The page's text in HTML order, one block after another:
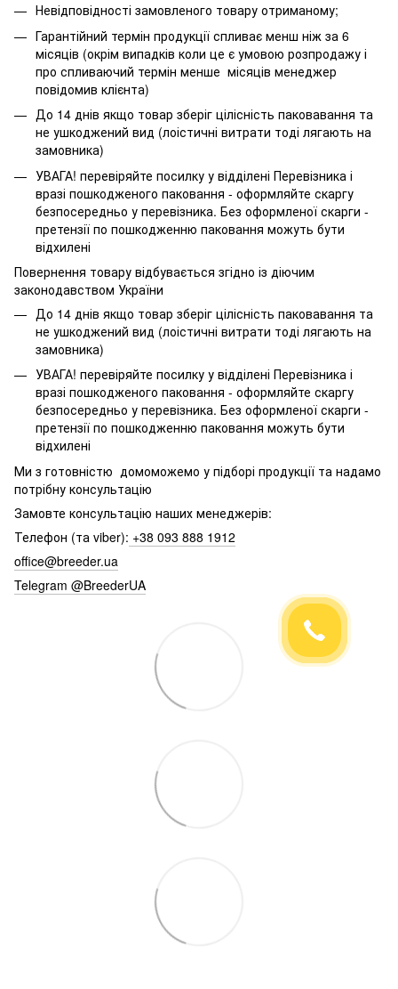
Невідповідності замовленого товару отриманому;
Гарантійний термін продукції спливає менш ніж за 6
місяців (окрім випадків коли це є умовою розпродажу і
про спливаючий термін менше місяців менеджер
повідомив клієнта)
До 14 днів якщо товар зберіг цілісність паковавання та
не ушкоджений вид (лоістичні витрати тоді лягають на
замовника)
УВАГА! перевіряйте посилку у відділені Перевізника і
вразі пошкодженого паковання - оформляйте скаргу
безпосередньо у перевізника. Без оформленої скарги -
претензії по пошкодженню паковання можуть бути
відхилені
Повернення товару відбувається згідно із діючим
законодавством України
До 14 днів якщо товар зберіг цілісність паковавання та
не ушкоджений вид (лоістичні витрати тоді лягають на
замовника)
УВАГА! перевіряйте посилку у відділені Перевізника і
вразі пошкодженого паковання - оформляйте скаргу
безпосередньо у перевізника. Без оформленої скарги -
претензії по пошкодженню паковання можуть бути
відхилені
Ми з готовністю домоможемо у підборі продукції та надамо
потрібну консультацію
Замовте консультацію наших менеджерів:
Телефон (та viber): +38 093 888 1912
office@breeder.ua
Telegram @BreederUA